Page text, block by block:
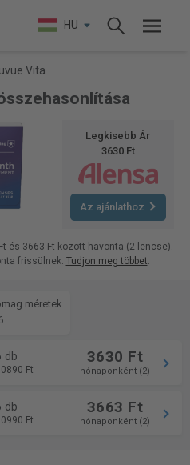
HU
Vita
Legkisebb Ár
3630 Ft
Az ajánlathoz
és 3663 Ft között havonta (2 lencse).
frissülnek. Tudjon meg többet.
méretek
db
Ft
3630 Ft
hónaponként (2)
db
Ft
3663 Ft
hónaponként (2)